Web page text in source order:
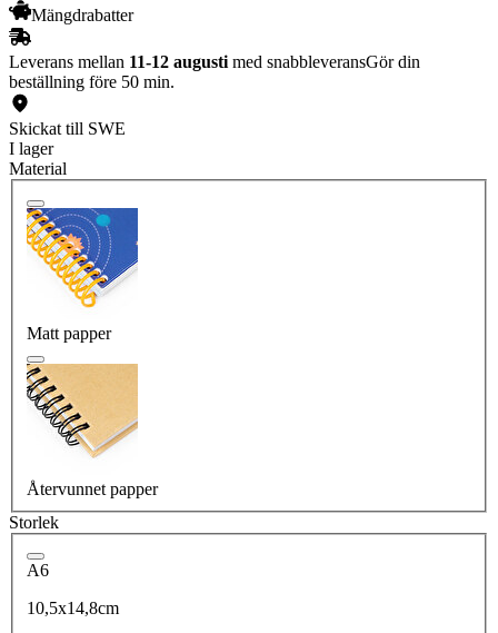
Mängdrabatter
Leverans mellan 11-12 augusti med snabbleveransGör din
beställning före 50 min.
Skickat till SWE
I lager
Material
Matt papper
Återvunnet papper
Storlek
A6
10,5x14,8cm